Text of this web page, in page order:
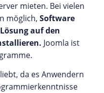
mieten. Bei vielen
möglich, Software
auf den
Joomla ist
da es Anwendern